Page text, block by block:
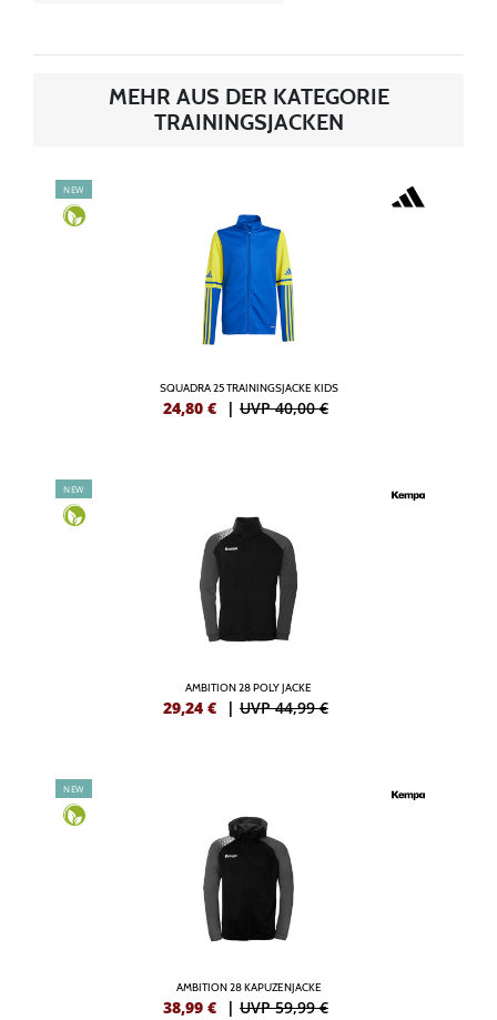
MEHR AUS DER KATEGORIE
TRAININGSJACKEN
NEW
SQUADRA 25 TRAININGSJACKE KIDS
24,80 € | UVP 40,00 €
NEW
AMBITION 28 POLY JACKE
29,24 € | UVP 44,99 €
NEW
AMBITION 28 KAPUZENJACKE
38,99 € | UVP 59,99 €